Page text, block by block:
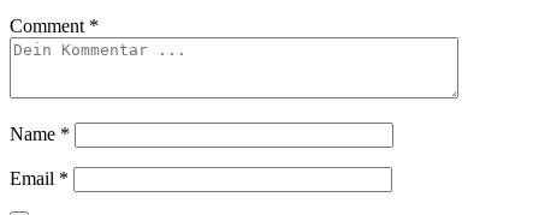
Comment *
Name *
Email *